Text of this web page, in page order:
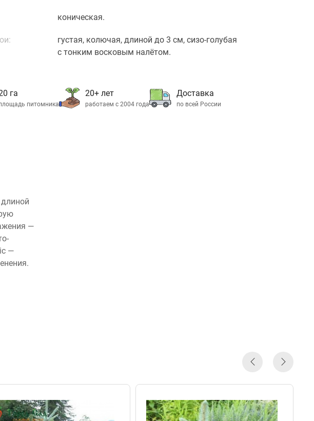
коническая.
густая, колючая, длиной до 3 см, сизо-голубая
с тонким восковым налётом.
га
питомника
20+ лет
работаем с 2004 года
Доставка
по всей России
—
—